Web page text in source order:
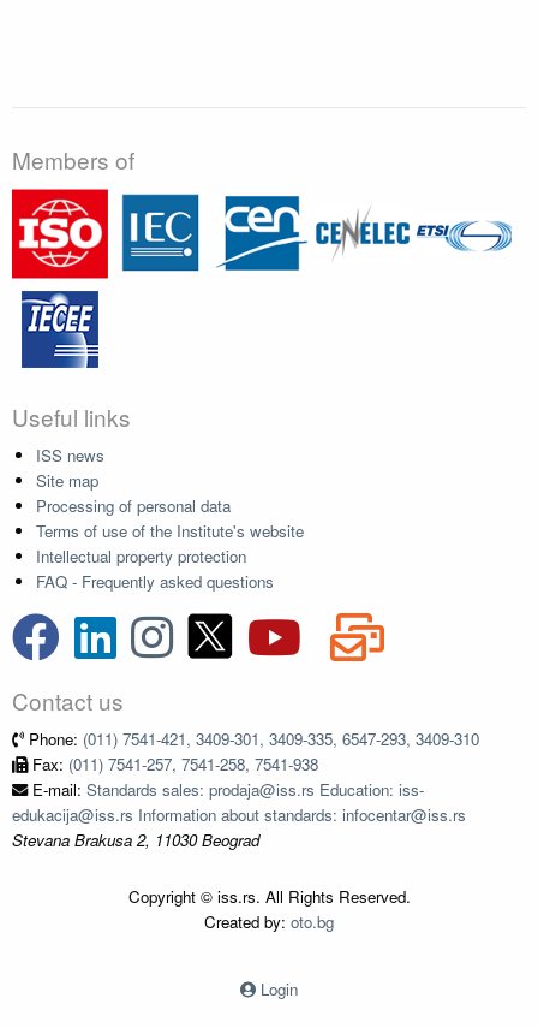
Members of
Useful links
ISS news
Site map
Processing of personal data
Terms of use of the Institute's website
Intellectual property protection
FAQ - Frequently asked questions
Contact us
Phone: (011) 7541-421, 3409-301, 3409-335, 6547-293, 3409-310
Fax: (011) 7541-257, 7541-258, 7541-938
E-mail: Standards sales: prodaja@iss.rs Education: iss-
edukacija@iss.rs Information about standards: infocentar@iss.rs
Stevana Brakusa 2, 11030 Beograd
Copyright © iss.rs. All Rights Reserved.
Created by: oto.bg
Login